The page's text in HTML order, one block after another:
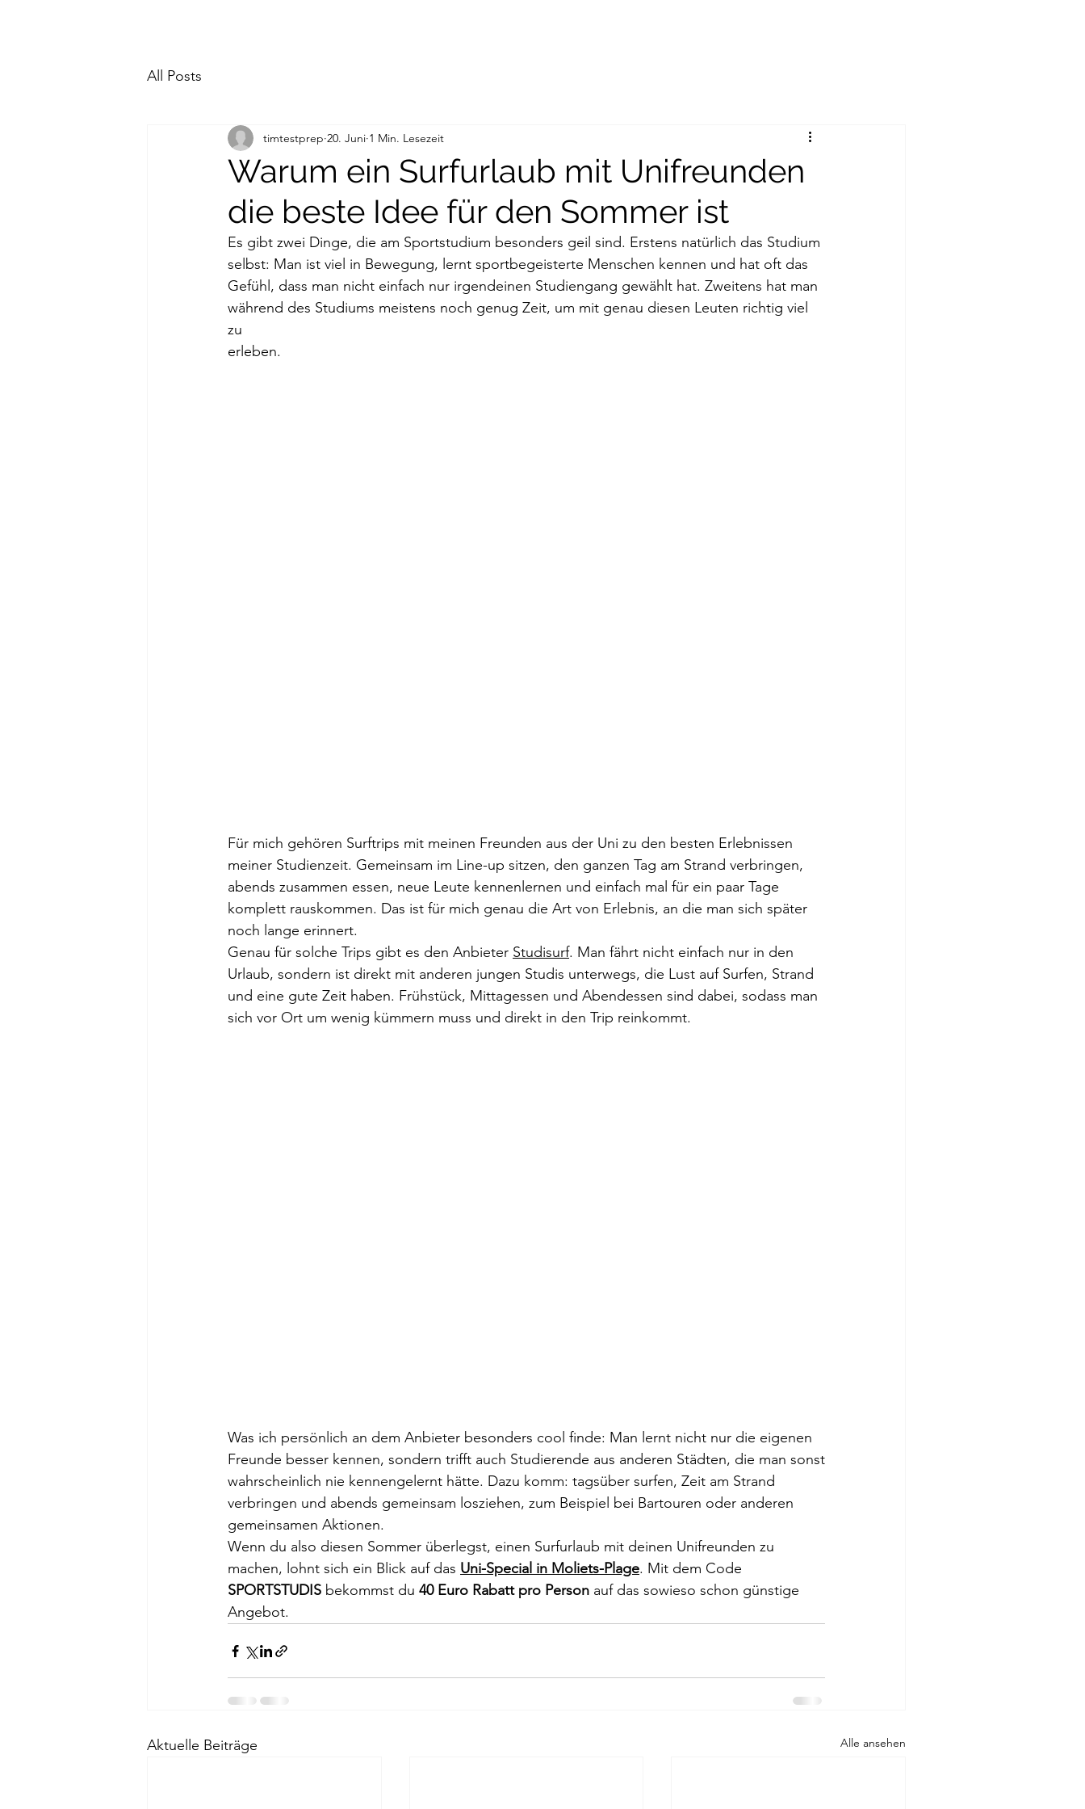
All Posts
Warum ein Surfurlaub mit Unifreunden
die beste Idee für den Sommer ist
timtestprep 20. Juni 1 Min. Lesezeit
Es gibt zwei Dinge, die am Sportstudium besonders geil sind. Erstens natürlich das Studium
selbst: Man ist viel in Bewegung, lernt sportbegeisterte Menschen kennen und hat oft das
Gefühl, dass man nicht einfach nur irgendeinen Studiengang gewählt hat. Zweitens hat man
während des Studiums meistens noch genug Zeit, um mit genau diesen Leuten richtig viel
zu
erleben.
Für mich gehören Surftrips mit meinen Freunden aus der Uni zu den besten Erlebnissen
meiner Studienzeit. Gemeinsam im Line-up sitzen, den ganzen Tag am Strand verbringen,
abends zusammen essen, neue Leute kennenlernen und einfach mal für ein paar Tage
komplett rauskommen. Das ist für mich genau die Art von Erlebnis, an die man sich später
noch lange erinnert.
Genau für solche Trips gibt es den Anbieter Studisurf. Man fährt nicht einfach nur in den
Urlaub, sondern ist direkt mit anderen jungen Studis unterwegs, die Lust auf Surfen, Strand
und eine gute Zeit haben. Frühstück, Mittagessen und Abendessen sind dabei, sodass man
sich vor Ort um wenig kümmern muss und direkt in den Trip reinkommt.
Was ich persönlich an dem Anbieter besonders cool finde: Man lernt nicht nur die eigenen
Freunde besser kennen, sondern trifft auch Studierende aus anderen Städten, die man sonst
wahrscheinlich nie kennengelernt hätte. Dazu komm: tagsüber surfen, Zeit am Strand
verbringen und abends gemeinsam losziehen, zum Beispiel bei Bartouren oder anderen
gemeinsamen Aktionen.
Wenn du also diesen Sommer überlegst, einen Surfurlaub mit deinen Unifreunden zu
machen, lohnt sich ein Blick auf das Uni-Special in Moliets-Plage. Mit dem Code
SPORTSTUDIS bekommst du 40 Euro Rabatt pro Person auf das sowieso schon günstige
Angebot.
Aktuelle Beiträge Alle ansehen